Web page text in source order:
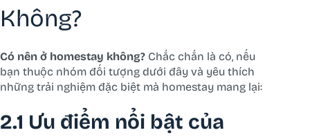
Không?
Có nên ở homestay không? Chắc chắn là có, nếu
bạn thuộc nhóm đối tượng dưới đây và yêu thích
những trải nghiệm đặc biệt mà homestay mang lại:
2.1 Ưu điểm nổi bật của